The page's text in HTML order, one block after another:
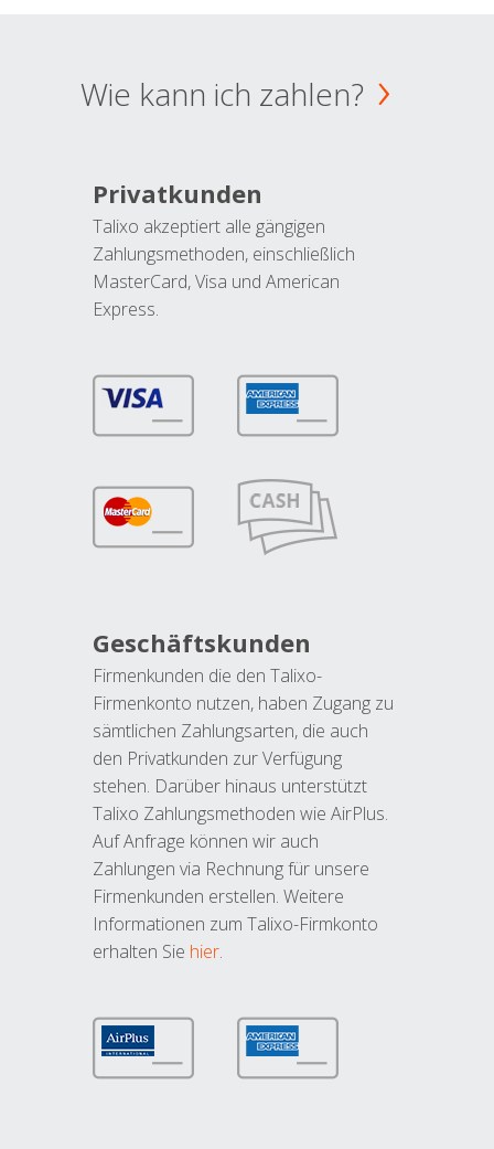
Wie kann ich zahlen?
Privatkunden
Talixo akzeptiert alle gängigen
Zahlungsmethoden, einschließlich
MasterCard, Visa und American
Express.
Geschäftskunden
Firmenkunden die den Talixo-
Firmenkonto nutzen, haben Zugang zu
sämtlichen Zahlungsarten, die auch
den Privatkunden zur Verfügung
stehen. Darüber hinaus unterstützt
Talixo Zahlungsmethoden wie AirPlus.
Auf Anfrage können wir auch
Zahlungen via Rechnung für unsere
Firmenkunden erstellen. Weitere
Informationen zum Talixo-Firmkonto
erhalten Sie hier.